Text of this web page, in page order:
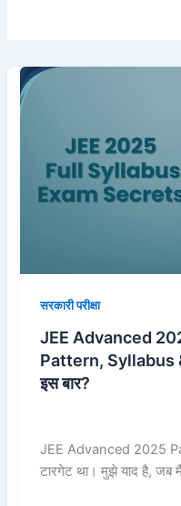
सरकारी परीक्षा
JEE Advanced
Pattern, Syllabus
इस बार?
JEE Advanced 2025
टारगेट था। मुझे याद है,
JEE
Exam
Paper
1:
Pattern,
Key
Insights
बदला
है
इस